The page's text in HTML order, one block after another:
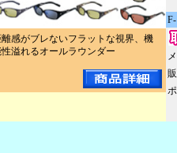
感がブレないフラットな視界、機
溢れるオールラウンダー